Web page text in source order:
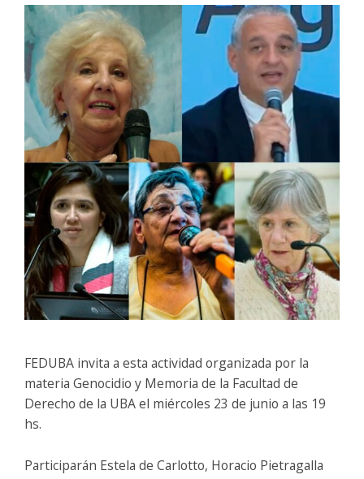
FEDUBA invita a esta actividad organizada por la
materia Genocidio y Memoria de la Facultad de
Derecho de la UBA el miércoles 23 de junio a las 19
hs.
Participarán Estela de Carlotto, Horacio Pietragalla